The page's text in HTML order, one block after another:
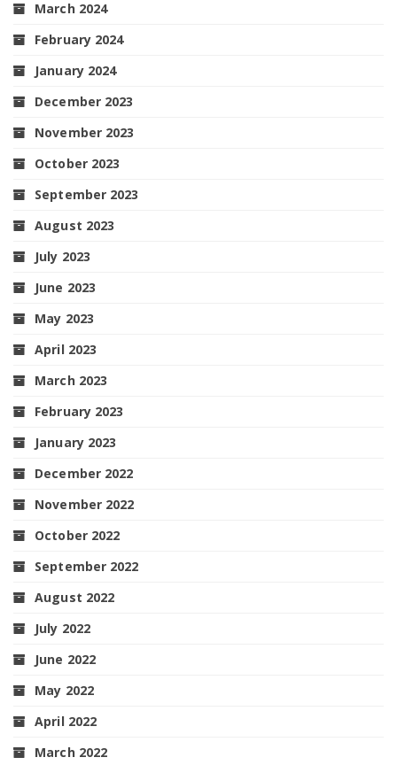
March 2024
February 2024
January 2024
December 2023
November 2023
October 2023
September 2023
August 2023
July 2023
June 2023
May 2023
April 2023
March 2023
February 2023
January 2023
December 2022
November 2022
October 2022
September 2022
August 2022
July 2022
June 2022
May 2022
April 2022
March 2022